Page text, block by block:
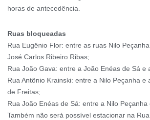
horas de antecedência.
Ruas bloqueadas
Rua Eugênio Flor: entre as ruas Nilo
José Carlos Ribeiro Ribas;
Rua João Gava: entre a João Enéas de Sá e
Rua Antônio Krainski: entre a Nilo Peçanha e
de Freitas;
Rua João Enéas de Sá: entre a Nilo Peçanha
Também não será possível estacionar na